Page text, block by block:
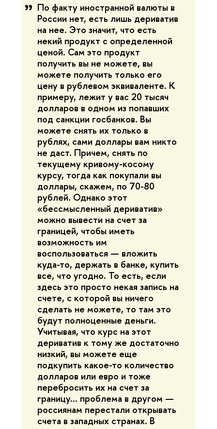
По факту иностранной валюты в
России нет, есть лишь дериватив
на нее. Это значит, что есть
некий продукт с определенной
ценой. Сам это продукт
получить вы не можете, вы
можете получить только его
цену в рублевом эквиваленте. К
примеру, лежит у вас 20 тысяч
долларов в одном из попавших
под санкции госбанков. Вы
можете снять их только в
рублях, сами доллары вам никто
не даст. Причем, снять по
текущему кривому-косому
курсу, тогда как покупали вы
доллары, скажем, по 70-80
рублей. Однако этот
«бессмысленный дериватив»
можно вывести на счет за
границей, чтобы иметь
возможность им
воспользоваться — вложить
куда-то, держать в банке, купить
все, что угодно. То есть, если
здесь это просто некая запись на
счете, с которой вы ничего
сделать не можете, то там это
будут полноценные деньги.
Учитывая, что курс на этот
дериватив к тому же достаточно
низкий, вы можете еще
подкупить какое-то количество
долларов или евро и тоже
перебросить их на счет за
границу... проблема в другом —
россиянам перестали открывать
счета в западных странах. В